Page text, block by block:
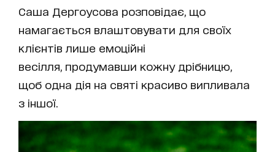
Саша Дергоусова розповідає, що
намагається влаштовувати для своїх
клієнтів лише емоційні
весілля, продумавши кожну дрібницю,
щоб одна дія на святі красиво випливала
з іншої.